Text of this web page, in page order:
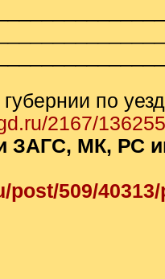
по
2167/
ЗАГС, МК, РС
509/